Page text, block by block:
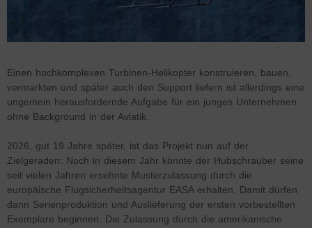
Einen hochkomplexen Turbinen-Helikopter konstruieren, bauen,
vermarkten und später auch den Support liefern ist allerdings eine
ungemein herausfordernde Aufgabe für ein junges Unternehmen
ohne Background in der Aviatik.
2026, gut 19 Jahre später, ist das Projekt nun auf der
Zielgeraden: Noch in diesem Jahr könnte der Hubschrauber seine
seit vielen Jahren ersehnte Musterzulassung durch die
europäische Flugsicherheitsagentur EASA erhalten. Damit dürfen
dann Serienproduktion und Auslieferung der ersten vorbestellten
Exemplare beginnen. Die Zulassung durch die amerikanische